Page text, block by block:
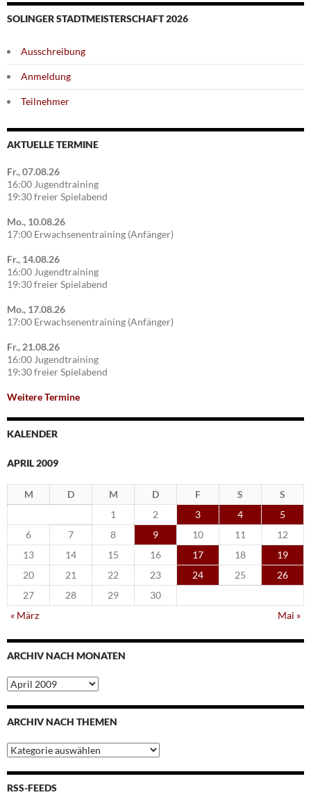
SOLINGER STADTMEISTERSCHAFT 2026
Ausschreibung
Anmeldung
Teilnehmer
AKTUELLE TERMINE
Fr., 07.08.26
16:00 Jugendtraining
19:30 freier Spielabend
Mo., 10.08.26
17:00 Erwachsenentraining (Anfänger)
Fr., 14.08.26
16:00 Jugendtraining
19:30 freier Spielabend
Mo., 17.08.26
17:00 Erwachsenentraining (Anfänger)
Fr., 21.08.26
16:00 Jugendtraining
19:30 freier Spielabend
Weitere Termine
KALENDER
APRIL 2009
M D M D F S
S
1
2 3 4
5
6
7 8 9 10 11
12
13
14 15 16 17 18
19
20
21 22 23 24 25
26
27
28 29
30
« März
Mai »
ARCHIV NACH MONATEN
Archiv
nach
Monaten
ARCHIV NACH THEMEN
Archiv
nach
Themen
RSS-FEEDS